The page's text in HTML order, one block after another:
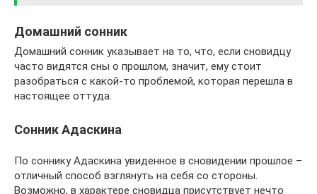
Домашний сонник
Домашний сонник указывает на то, что, если сновидцу
часто видятся сны о прошлом, значит, ему стоит
разобраться с какой-то проблемой, которая перешла в
настоящее оттуда.
Сонник Адаскина
По соннику Адаскина увиденное в сновидении прошлое –
отличный способ взглянуть на себя со стороны.
Возможно, в характере сновидца присутствует нечто